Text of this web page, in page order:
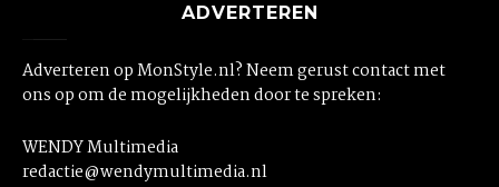
ADVERTEREN
Adverteren op MonStyle.nl? Neem gerust contact met
ons op om de mogelijkheden door te spreken:
WENDY Multimedia
redactie@wendymultimedia.nl